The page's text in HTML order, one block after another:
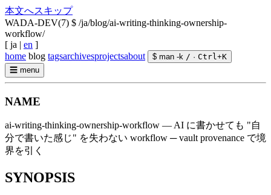
本文へスキップ
WADA-DEV(7) $ /ja/blog/ai-writing-thinking-ownership-
workflow/
[ ja | en ]
home blog tagsarchivesprojectsabout $ man -k / · Ctrl+K
☰ menu
NAME
ai-writing-thinking-ownership-workflow — AI に書かせても "自
分で書いた感じ" を失わない workflow ─ vault provenance で境
界を引く
SYNOPSIS